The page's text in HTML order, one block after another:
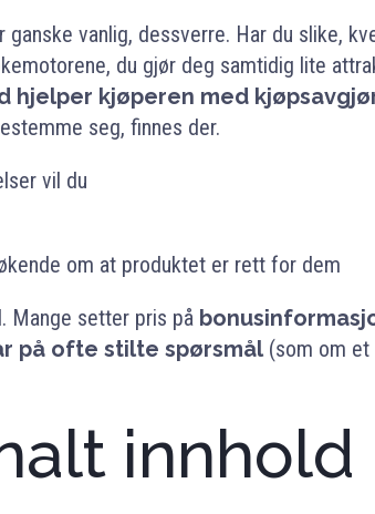
vanlig, dessverre. Har du slike,
du gjør deg samtidig lite
hjelper kjøperen med
seg, finnes der.
vil du
om at produktet er rett for dem
Mange setter pris på
på ofte stilte spørsmål (som om
innhold